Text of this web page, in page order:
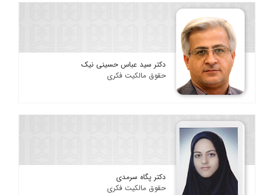
دکتر سید عباس حسینی نیک
حقوق مالکیت فکری
دکتر پگاه سرمدی
حقوق مالکیت فکری